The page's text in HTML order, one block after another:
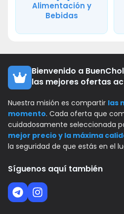
Alimentación y
Bebidas
Bienvenido a
las mejores ofertas
Nuestra misión es compartir las
momento. Cada oferta que
cuidadosamente seleccionada
mejor precio y la máxima
la seguridad de que estás en el
Síguenos aquí también